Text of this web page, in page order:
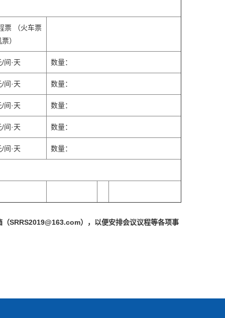
票 （火车票
）
间·天 数量：
间·天 数量：
间·天 数量：
间·天 数量：
间·天 数量：
（SRRS2019@163.com），以便安排会议议程等各项事